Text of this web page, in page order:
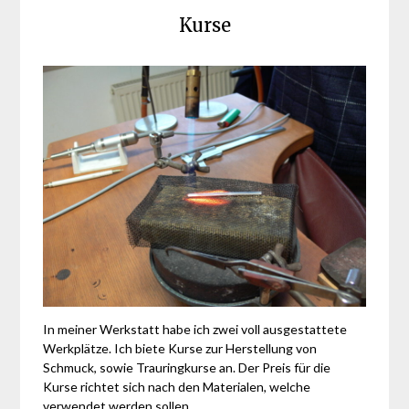
Kurse
In meiner Werkstatt habe ich zwei voll ausgestattete
Werkplätze. Ich biete Kurse zur Herstellung von
Schmuck, sowie Trauringkurse an. Der Preis für die
Kurse richtet sich nach den Materialen, welche